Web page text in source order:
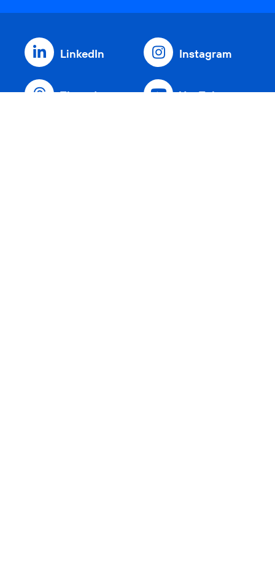
LinkedIn Instagram
Threads YouTube